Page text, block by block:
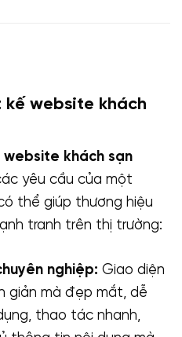
website khách
khách sạn
yêu cầu của một
thể giúp thương hiệu
tranh trên thị trường:
nghiệp: Giao diện
giản mà đẹp mắt, dễ
thao tác nhanh,